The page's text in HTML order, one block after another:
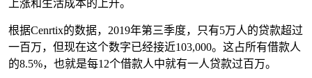
上涨和生活成本的上升。
根据Cenrtix的数据，2019年第三季度，只有5万人的贷款超过
一百万，但现在这个数字已经接近103,000。这占所有借款人
的8.5%，也就是每12个借款人中就有一人贷款过百万。